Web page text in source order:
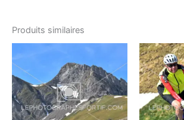
Produits similaires